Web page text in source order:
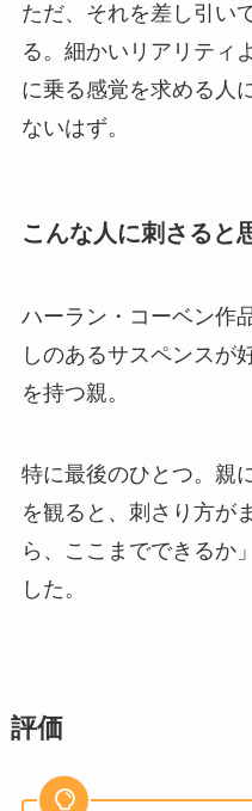
ただ、それを差し引い
る。細かいリアリティ
に乗る感覚を求める人
ないはず。
こんな人に刺さると
ハーラン・コーベン作
しのあるサスペンスが
を持つ親。
特に最後のひとつ。親
を観ると、刺さり方が
ら、ここまでできるか
した。
評価